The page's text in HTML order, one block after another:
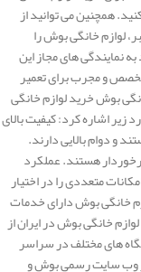
همچنین می توانید از
لوازم خانگی بوش را
نمایندگی های مجاز این
و مجرب برای تعمیر
بوش خرید لوازم خانگی
زیر اشاره کرد: کیفیت بالای
و دوام بالایی دارند.
هستند. عملکرد
متعددی را در اختیار
خانگی بوش دارای خدمات
خانگی بوش در ایران از
های مختلف در سراسر
وب سایت رسمی بوش و